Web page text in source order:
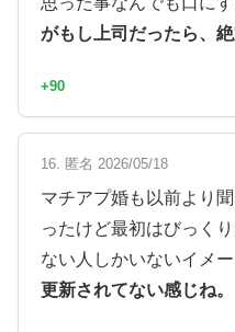
がもし上司だったら、
+90
16. 匿名 2026/05/18
マチアプ婚も以前より
ったけど最初はびっく
ない人しかいないイメー
更新されてない感じね。